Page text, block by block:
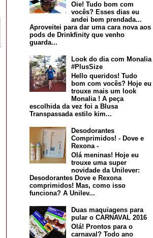
Oie! Tudo bom com
vocês? Esses dias eu
andei bem prendada...
Aproveitei para dar uma cara nova aos
pods de Drinkfinity que venho
guarda...
Look do dia com Monalia
#PlusSize
Hello queridos! Tudo
bom com vocês? Hoje eu
trouxe mais um look
Monalia ! A peça
escolhida da vez foi a Blusa
Transpassada estilo kim...
Desodorantes
Comprimidos! - Dove e
Rexona -
Olá meninas! Hoje eu
trouxe uma super
novidade da Unilever:
Desodorantes Dove e Rexona
comprimidos! Mas, como isso
funciona? A Unilev...
Duas maquiagens para
pular o CARNAVAL 2016
Olá! Prontos para o
carnaval? Todo ano